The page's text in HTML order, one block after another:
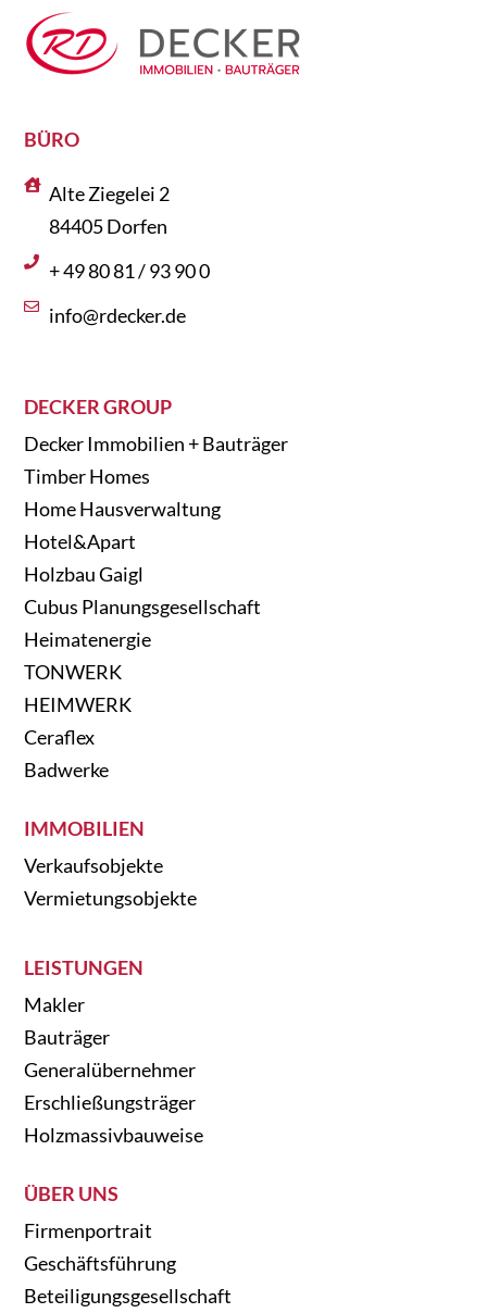
BÜRO
Alte Ziegelei 2
84405 Dorfen
+ 49 80 81 / 93 90 0
info@rdecker.de
DECKER GROUP
Decker Immobilien + Bauträger
Timber Homes
Home Hausverwaltung
Hotel&Apart
Holzbau Gaigl
Cubus Planungsgesellschaft
Heimatenergie
TONWERK
HEIMWERK
Ceraflex
Badwerke
IMMOBILIEN
Verkaufsobjekte
Vermietungsobjekte
LEISTUNGEN
Makler
Bauträger
Generalübernehmer
Erschließungsträger
Holzmassivbauweise
ÜBER UNS
Firmenportrait
Geschäftsführung
Beteiligungsgesellschaft